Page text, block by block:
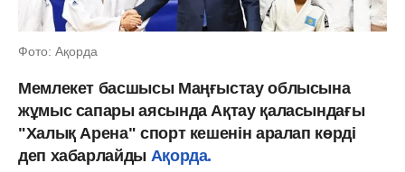
Фото: Ақорда
Мемлекет басшысы Маңғыстау облысына
жұмыс сапары аясында Ақтау қаласындағы
"Халық Арена" спорт кешенін аралап көрді
деп хабарлайдыАқорда.